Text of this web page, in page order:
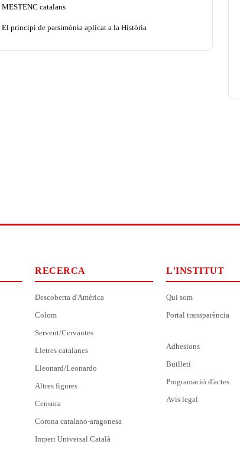
MESTENC catalans
El principi de parsimònia aplicat a la Història
RECERCA
Descoberta d'Amèrica
Colom
Servent/Cervantes
Lletres catalanes
Lleonard/Leonardo
Altres figures
Censura
Corona catalano-aragonesa
Imperi Universal Català
L'INSTITUT
Qui som
Portal transparència
Adhesions
Butlletí
Programació d'actes
Avís legal